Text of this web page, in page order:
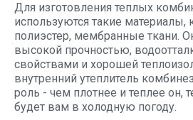
Для изготовления теплых
используются такие материалы,
полиэстер, мембранные ткани.
высокой прочностью,
свойствами и хорошей
внутренний утеплитель
роль - чем плотнее и теплее он,
будет вам в холодную погоду.